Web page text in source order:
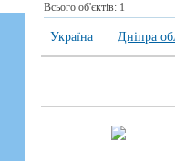
Всього об'єктів: 1
Україна Дніпра